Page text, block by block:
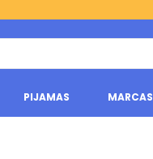
PIJAMAS MARCAS